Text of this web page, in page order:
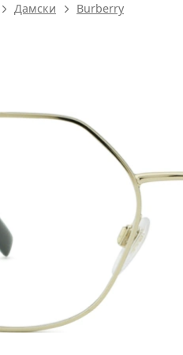
Дамски Burberry
Ширина на стъклото
Ширина
на